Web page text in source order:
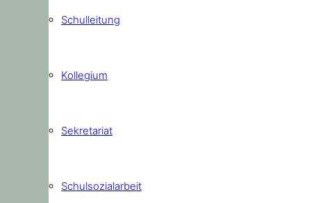
Schulleitung
Kollegium
Sekretariat
Schulsozialarbeit